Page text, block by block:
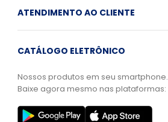
ATENDIMENTO AO CLIENTE
CATÁLOGO ELETRÔNICO
Nossos produtos em seu smartphone.
Baixe agora mesmo nas plataformas: